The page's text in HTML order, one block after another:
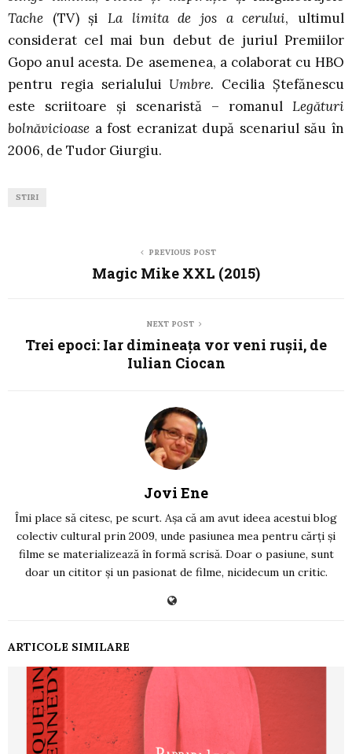
Tache (TV) și La limita de jos a cerului, ultimul
considerat cel mai bun debut de juriul Premiilor
Gopo anul acesta. De asemenea, a colaborat cu HBO
pentru regia serialului Umbre. Cecilia Ștefănescu
este scriitoare și scenaristă – romanul Legături
bolnăvicioase a fost ecranizat după scenariul său în
2006, de Tudor Giurgiu.
STIRI
PREVIOUS POST
Magic Mike XXL (2015)
NEXT POST
Trei epoci: Iar dimineața vor veni rușii, de
Iulian Ciocan
Jovi Ene
Îmi place să citesc, pe scurt. Așa că am avut ideea acestui blog
colectiv cultural prin 2009, unde pasiunea mea pentru cărți și
filme se materializează în formă scrisă. Doar o pasiune, sunt
doar un cititor și un pasionat de filme, nicidecum un critic.
ARTICOLE SIMILARE